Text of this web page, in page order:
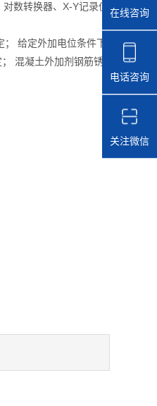
数转换器、X-Y记录仪
给定外加电位条件下
混凝土外加剂钢筋锈
在线咨询
电话咨询
关注微信